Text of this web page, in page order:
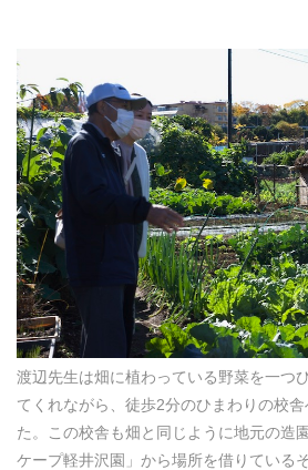
渡辺先生は畑に植わっている野菜を一つ
てくれながら、徒歩2分のひまわりの校
た。この校舎も畑と同じように地元の造
ケープ軽井沢園」から場所を借りている